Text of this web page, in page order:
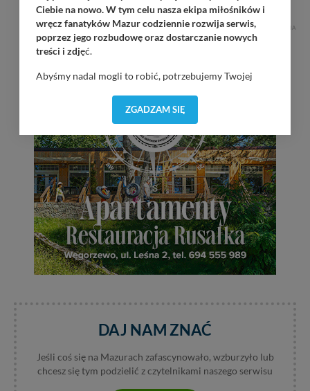
REKLAMA
DAJ NAM ZNAĆ
Jeśli coś się na Mazurach zafascynowało, wzburzyło lub
chcesz się tym podzielić z czytelnikami naszego serwisu
Ciebie na nowo. W tym celu nasza ekipa miłośników i
wręcz fanatyków Mazur codziennie rozwija serwis,
poprzez jego rozbudowę oraz dostarczanie nowych
treści i zdjęć.
Abyśmy nadal mogli to robić, potrzebujemy Twojej
dostosować do Twoich preferencji. Twoje dane (w tym
pliki cookies) będą zapisywane w celu usprawnienia
wyszukania, ulubione miejsca, logowania, itp).
Bezpieczeństwo Twoich danych jest dla nas
priorytetowe, bez poinformowania Ciebie nie będziemy
zmieniać zakresu naszych uprawnień. Twoje dane są u
nas bezpieczne, jeśli masz wątpliwości co do naszych
intencji, zawsze możesz wycofać swoją zgodę. Więcej
informacji uzyskach w naszejPolityce Prywatności.
Klikając znak X lub przycisk PRZEJDŹ DO SERWISU
wyrażasz zgodę na przetwarzanie Twoich danych.
trzecim. Wyjątkiem jest sytuacja, gdy przekazanie
Twoich danych jest elementem usługi (przekazanie
danych z formularza kontaktowego, przekazanie danych
itp). Więcej informacji o zasadach i funkcjonalności
serwisu w Regulaminie Serwisu.
ZGADZAM SIĘ